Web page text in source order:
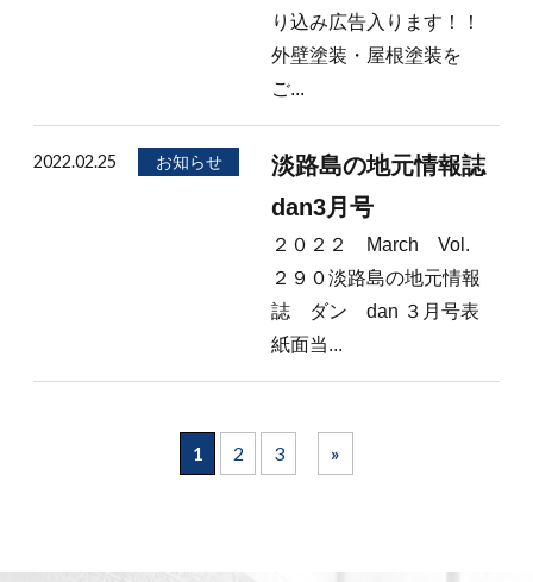
り込み広告入ります！！
外壁塗装・屋根塗装を
ご...
2022.02.25 お知らせ
淡路島の地元情報誌
dan3月号
２０２２ March Vol.
２９０淡路島の地元情報
誌 ダン dan ３月号表
紙面当...
1 2 3 »